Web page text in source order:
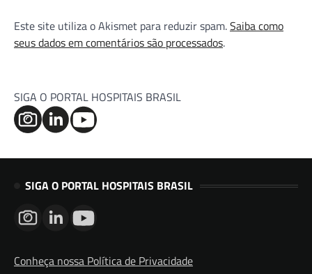
Este site utiliza o Akismet para reduzir spam.Saiba como
seus dados em comentários são processados.
SIGA O PORTAL HOSPITAIS BRASIL
SIGA O PORTAL HOSPITAIS BRASIL
Conheça nossa Política de Privacidade